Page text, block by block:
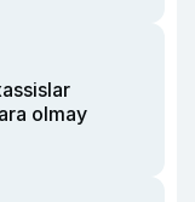
olmay